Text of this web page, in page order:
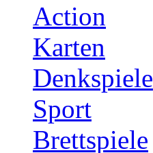
Action
Karten
Denkspiele
Sport
Brettspiele